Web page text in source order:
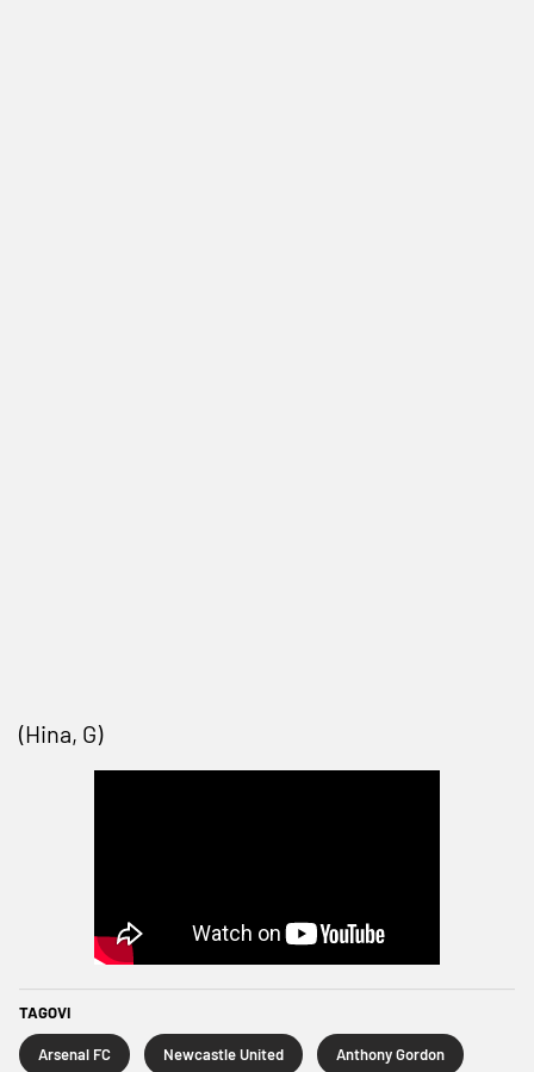
(Hina, G)
TAGOVI
Arsenal FC Newcastle United Anthony Gordon